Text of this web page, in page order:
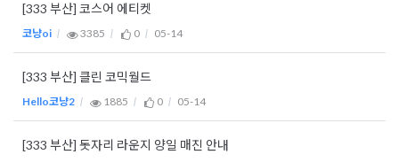
[333 부산] 코스어 에티켓
코냥oi 3385 0 05-14
[333 부산] 클린 코믹월드
Hello코냥2 1885 0 05-14
[333 부산] 돗자리 라운지 양일 매진 안내